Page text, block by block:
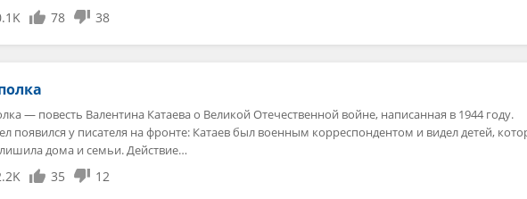
78 38
— повесть Валентина Катаева о Великой Отечественной войне, написанная в 1944 году.
появился у писателя на фронте: Катаев был военным корреспондентом и видел детей,
дома и семьи. Действие…
35 12